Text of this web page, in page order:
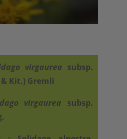
virgaurea subsp.
& Kit.) Gremli
virgaurea subsp.